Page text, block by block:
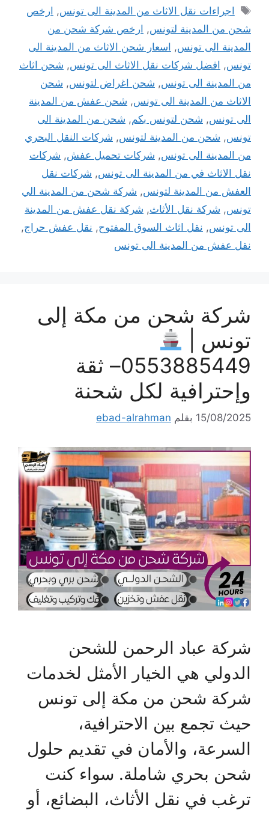
الوسوم
اجراءات نقل الاثاث من المدينة الى تونس, ارخص
شحن من المدينة لتونس, ارخص شركة شحن من
المدينة الى تونس, اسعار شحن الاثاث من المدينة الى
تونس, افضل شركات نقل الاثاث الى تونس, شحن اثاث
من المدينة الى تونس, شحن اغراض لتونس, شحن
الاثاث من المدينة الى تونس, شحن عفش من المدينة
الى تونس, شحن لتونس بكم, شحن من المدينة الى
تونس, شحن من المدينة لتونس, شركات النقل البحري
من المدينة الى تونس, شركات تحميل عفش, شركات
نقل الاثاث في من المدينة الى تونس, شركات نقل
العفش من المدينة لتونس, شركة شحن من المدينة الي
تونس, شركة نقل الأثاث, شركة نقل عفش من المدينة
الى تونس, نقل اثاث السوق المفتوح, نقل عفش حراج,
نقل عفش من المدينة الى تونس
شركة شحن من مكة إلى
تونس |
0553885449– ثقة
وإحترافية لكل شحنة
15/08/2025 بقلم ebad-alrahman
شركة عباد الرحمن للشحن
الدولي هي الخيار الأمثل لخدمات
شركة شحن من مكة إلى تونس
حيث تجمع بين الاحترافية،
السرعة، والأمان في تقديم حلول
شحن بحري شاملة. سواء كنت
ترغب في نقل الأثاث، البضائع، أو